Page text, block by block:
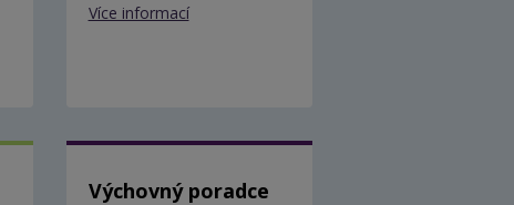
Více informací
Výchovný poradce